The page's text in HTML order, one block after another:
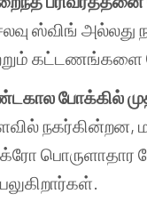
ஸ்விங் அல்லது
கட்டணங்களை
போக்கில்
நகர்கின்றன,
பொருளாதார